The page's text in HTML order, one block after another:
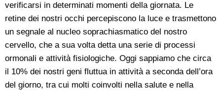
verificarsi in determinati momenti della giornata. Le
retine dei nostri occhi percepiscono la luce e trasmettono
un segnale al nucleo soprachiasmatico del nostro
cervello, che a sua volta detta una serie di processi
ormonali e attività fisiologiche. Oggi sappiamo che circa
il 10% dei nostri geni fluttua in attività a seconda dell’ora
del giorno, tra cui molti coinvolti nella salute e nella